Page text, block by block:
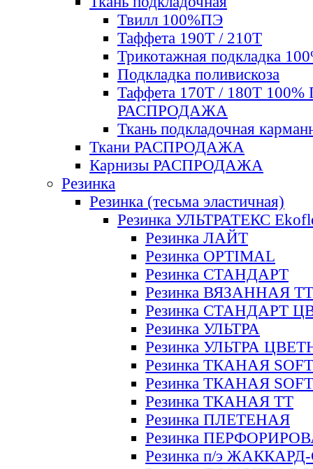
Твилл 100%ПЭ
Таффета 190Т / 210Т
Трикотажная подкладка
Подкладка поливискоза
Таффета 170Т / 180Т 100%
РАСПРОДАЖА
Ткань подкладочная
Ткани РАСПРОДАЖА
Карнизы РАСПРОДАЖА
Резинка
Резинка (тесьма эластичная)
Резинка УЛЬТРАТЕКС
Резинка ЛАЙТ
Резинка OPTIMAL
Резинка СТАНДАРТ
Резинка ВЯЗАННАЯ ТТ
Резинка СТАНДАРТ
Резинка УЛЬТРА
Резинка УЛЬТРА
Резинка ТКАНАЯ SOFT
Резинка ТКАНАЯ
Резинка ТКАНАЯ ТТ
Резинка ПЛЕТЕНАЯ
Резинка
Резинка п/э